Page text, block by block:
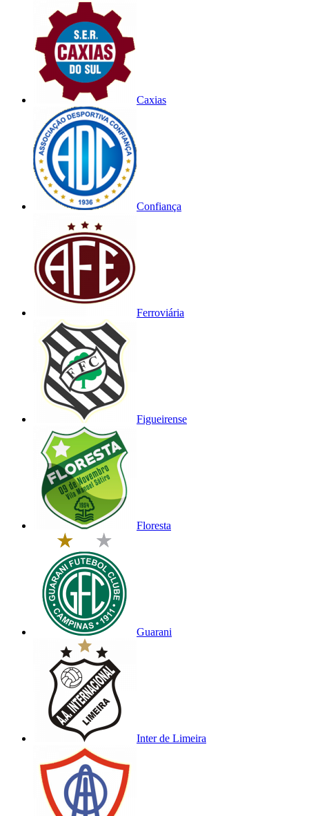
Caxias
Confiança
Ferroviária
Figueirense
Floresta
Guarani
Inter de Limeira